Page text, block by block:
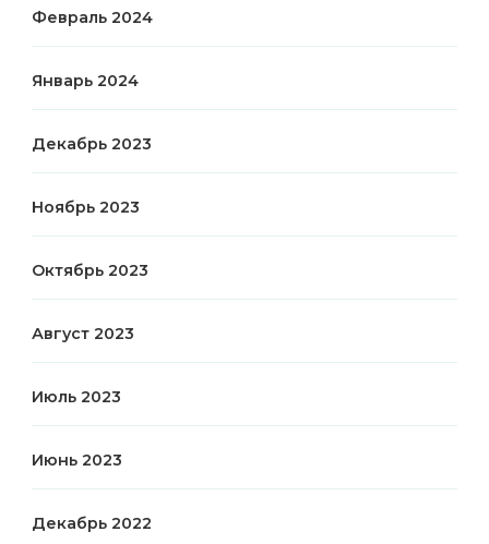
Февраль 2024
Январь 2024
Декабрь 2023
Ноябрь 2023
Октябрь 2023
Август 2023
Июль 2023
Июнь 2023
Декабрь 2022